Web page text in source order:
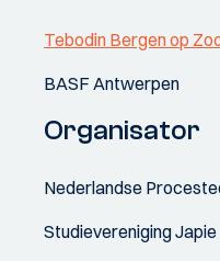
Tebodin Bergen op
BASF Antwerpen
Organisator
Nederlandse
Studievereniging Japie